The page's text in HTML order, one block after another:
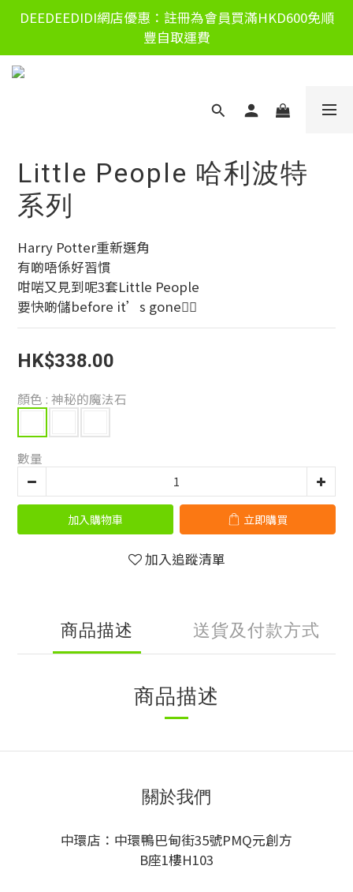
DEEDEEDIDI網店優惠：註冊為會員買滿HKD600免順
豐自取運費
Little People 哈利波特
系列
Harry Potter重新選角
有啲唔係好習慣
咁啱又見到呢3套Little People
要快啲儲before it’s gone😮‍💨
HK$338.00
顏色 : 神秘的魔法石
數量
加入購物車 立即購買
加入追蹤清單
商品描述 送貨及付款方式
商品描述
關於我們
中環店：中環鴨巴甸街35號PMQ元創方
B座1樓H103